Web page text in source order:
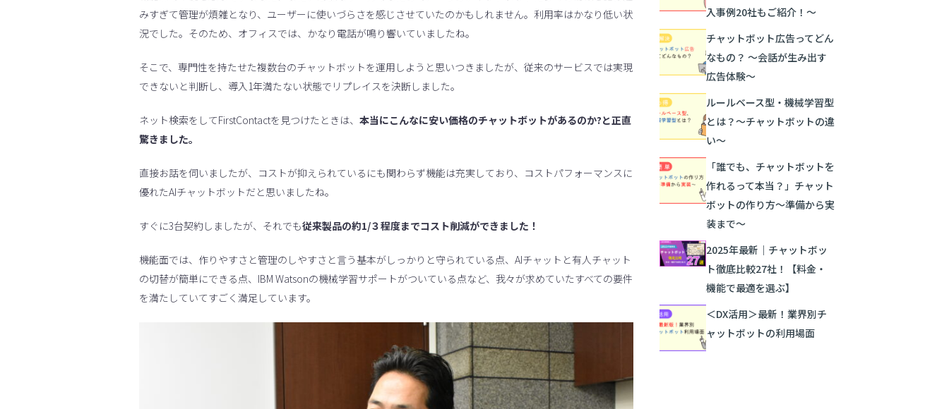
みすぎて管理が煩雑となり、ユーザーに使いづらさを感じさせていたのかもしれません。利用率はかなり低い状
況でした。そのため、オフィスでは、かなり電話が鳴り響いていましたね。
そこで、専門性を持たせた複数台のチャットボットを運用しようと思いつきましたが、従来のサービスでは実現
できないと判断し、導入1年満たない状態でリプレイスを決断しました。
ネット検索をしてFirstContactを見つけたときは、 本当にこんなに安い価格のチャットボットがあるのか?と正直
驚きました。
直接お話を伺いましたが、コストが抑えられているにも関わらず機能は充実しており、コストパフォーマンスに
優れたAIチャットボットだと思いましたね。
すぐに3台契約しましたが、それでも従来製品の約1/３程度までコスト削減ができました！
機能面では、作りやすさと管理のしやすさと言う基本がしっかりと守られている点、AIチャットと有人チャット
の切替が簡単にできる点、IBM Watsonの機械学習サポートがついている点など、我々が求めていたすべての要件
を満たしていてすごく満足しています。
入事例20社もご紹介！～
チャットボット広告ってどん
なもの？ ～会話が生み出す
広告体験～
ルールベース型・機械学習型
とは？～チャットボットの違
い～
「誰でも、チャットボットを
作れるって本当？」チャット
ボットの作り方～準備から実
装まで～
2025年最新｜チャットボッ
ト徹底比較27社！【料金・
機能で最適を選ぶ】
＜DX活用＞最新！業界別チ
ャットボットの利用場面